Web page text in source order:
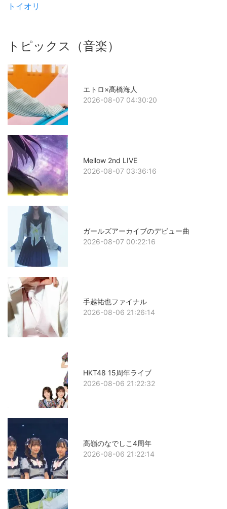
トイオリ
トピックス（音楽）
エトロ×髙橋海人
2026-08-07 04:30:20
Mellow 2nd LIVE
2026-08-07 03:36:16
ガールズアーカイブのデビュー曲
2026-08-07 00:22:16
手越祐也ファイナル
2026-08-06 21:26:14
HKT48 15周年ライブ
2026-08-06 21:22:32
高嶺のなでしこ4周年
2026-08-06 21:22:14